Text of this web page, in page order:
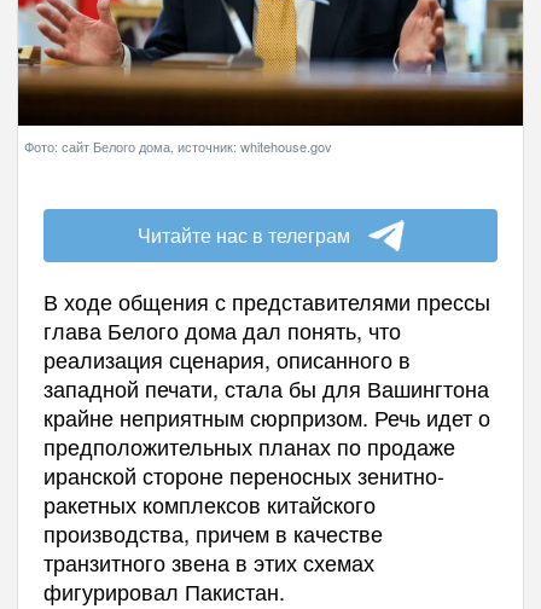
Фото: сайт Белого дома, источник: whitehouse.gov
Читайте нас в телеграм
В ходе общения с представителями прессы
глава Белого дома дал понять, что
реализация сценария, описанного в
западной печати, стала бы для Вашингтона
крайне неприятным сюрпризом. Речь идет о
предположительных планах по продаже
иранской стороне переносных зенитно-
ракетных комплексов китайского
производства, причем в качестве
транзитного звена в этих схемах
фигурировал Пакистан.